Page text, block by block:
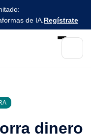
de IA. Regístrate
dinero